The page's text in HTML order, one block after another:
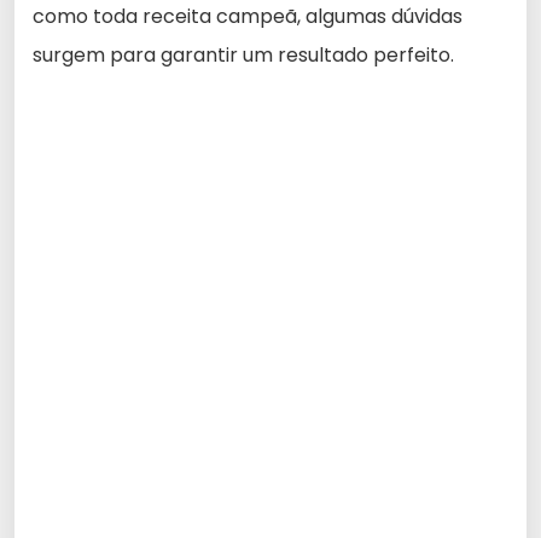
como toda receita campeã, algumas dúvidas
surgem para garantir um resultado perfeito.